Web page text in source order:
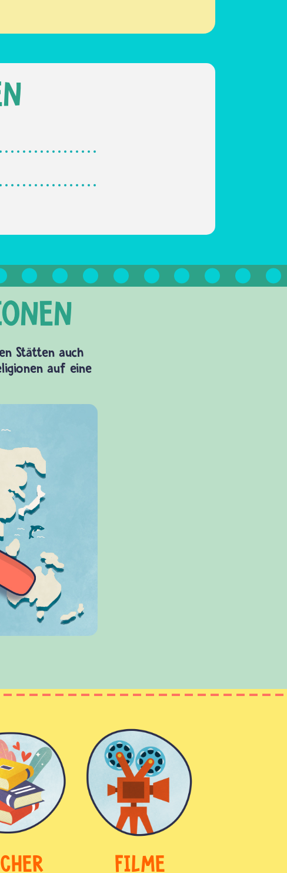
Stätten auch
auf eine
FILME